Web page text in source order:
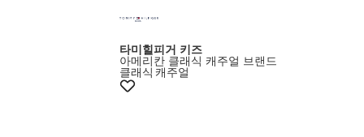
타미힐피거 키즈
아메리칸 클래식 캐주얼 브랜드
클래식 캐주얼